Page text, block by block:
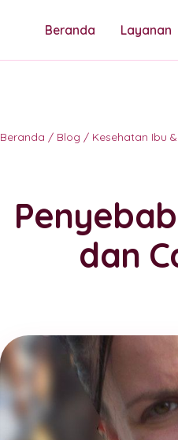
Beranda Layanan
Beranda / Blog / Kesehatan Ibu
dan